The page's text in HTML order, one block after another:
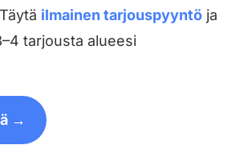
ilmainen tarjouspyyntöja
tarjousta alueesi
→